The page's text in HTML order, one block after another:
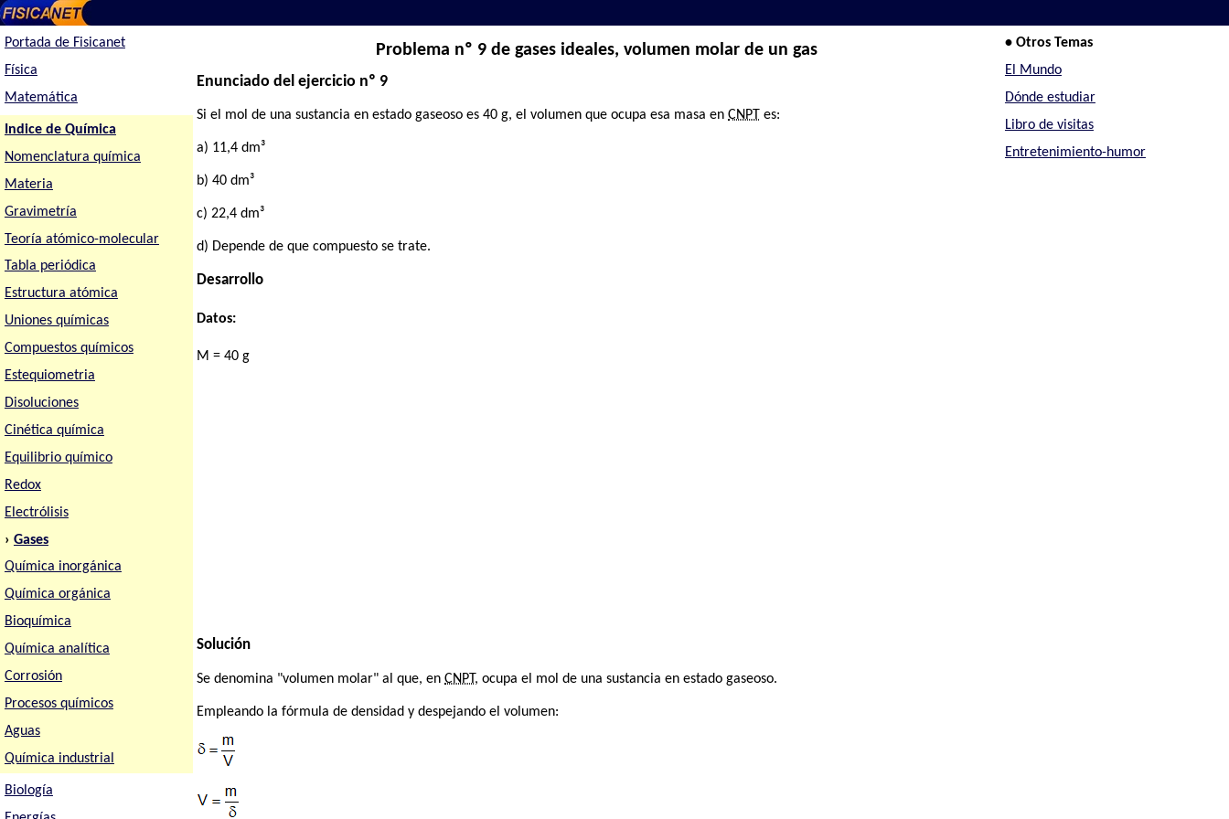
Portada de Fisicanet
Física
Matemática
Indice de Química
Nomenclatura química
Materia
Gravimetría
Teoría atómico-molecular
Tabla periódica
Estructura atómica
Uniones químicas
Compuestos químicos
Estequiometria
Disoluciones
Cinética química
Equilibrio químico
Redox
Electrólisis
› Gases
Química inorgánica
Química orgánica
Bioquímica
Química analítica
Corrosión
Procesos químicos
Aguas
Química industrial
Biología
Problema nº 9 de gases ideales, volumen molar de un gas
Enunciado del ejercicio nº 9
Si el mol de una sustancia en estado gaseoso es 40 g, el volumen que ocupa esa masa enCNPT es:
a) 11,4 dm³
b) 40 dm³
c) 22,4 dm³
d) Depende de que compuesto se trate.
Desarrollo
Datos:
M = 40 g
Solución
Se denomina "volumen molar" al que, enCNPT, ocupa el mol de una sustancia en estado gaseoso.
Empleando la fórmula de densidad y despejando el volumen:
• Otros Temas
El Mundo
Dónde estudiar
Libro de visitas
Entretenimiento-humor